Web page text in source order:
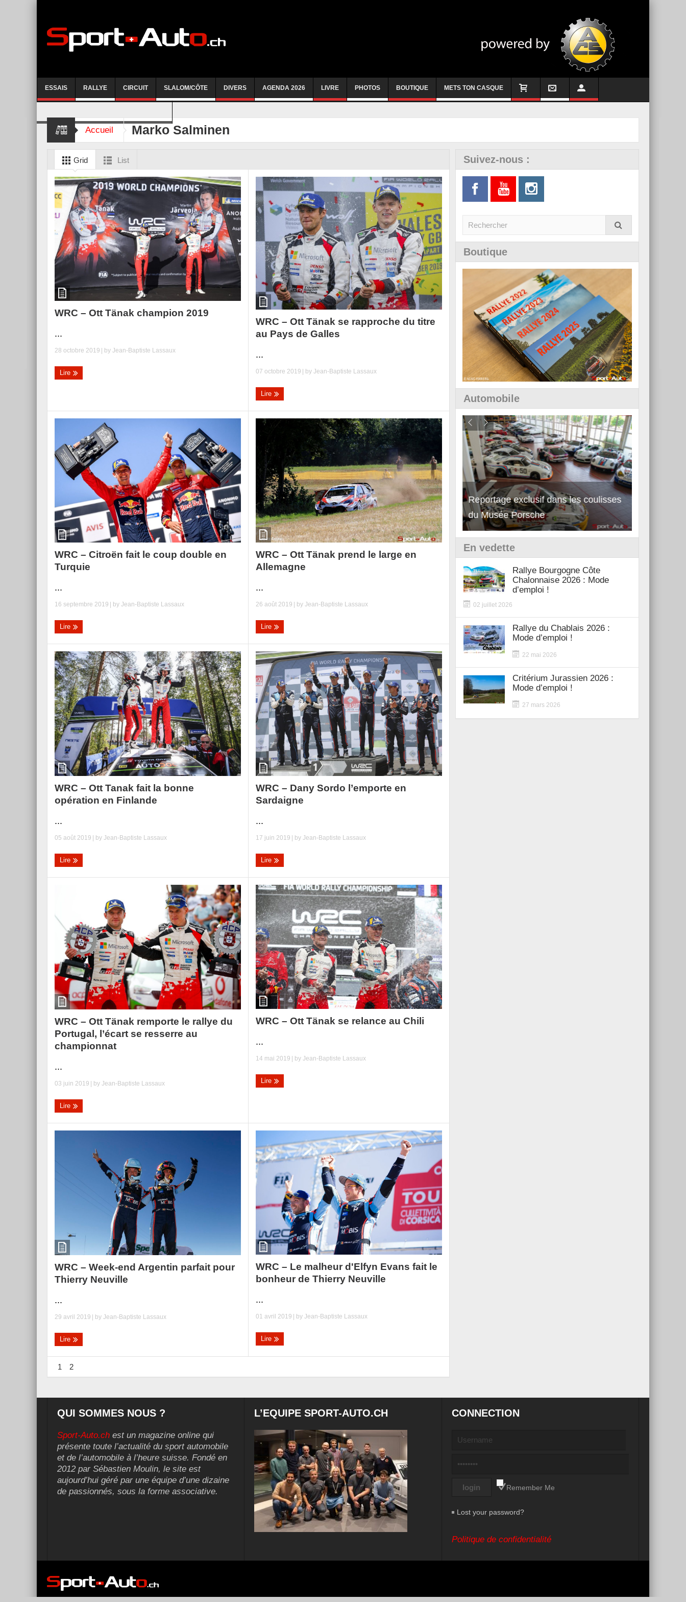
ESSAIS RALLYE CIRCUIT SLALOM/CÔTE DIVERS AGENDA 2026 LIVRE PHOTOS BOUTIQUE METS TON CASQUE
Accueil Marko Salminen
Grid List
WRC – Ott Tänak champion 2019
...
28 octobre 2019 | by Jean-Baptiste Lassaux
Lire
WRC – Ott Tänak se rapproche du titre
au Pays de Galles
...
07 octobre 2019 | byJean-Baptiste Lassaux
Lire
WRC – Citroën fait le coup double en
Turquie
...
16 septembre 2019 | by Jean-Baptiste Lassaux
Lire
WRC – Ott Tänak prend le large en
Allemagne
...
26 août 2019 | byJean-Baptiste Lassaux
Lire
WRC – Ott Tanak fait la bonne
opération en Finlande
...
05 août 2019 | by Jean-Baptiste Lassaux
Lire
WRC – Dany Sordo l’emporte en
Sardaigne
...
17 juin 2019 | byJean-Baptiste Lassaux
Lire
WRC – Ott Tänak remporte le rallye du
Portugal, l’écart se resserre au
championnat
...
03 juin 2019 | by Jean-Baptiste Lassaux
Lire
WRC – Ott Tänak se relance au Chili
...
14 mai 2019 | byJean-Baptiste Lassaux
Lire
WRC – Week-end Argentin parfait pour
Thierry Neuville
...
29 avril 2019 | by Jean-Baptiste Lassaux
Lire
WRC – Le malheur d'Elfyn Evans fait le
bonheur de Thierry Neuville
...
01 avril 2019 | byJean-Baptiste Lassaux
Lire
1 2
Suivez-nous :
Boutique
Automobile
Essai – Morgan Supersport
Reportage exclusif dans les coulisses
du Musée Porsche
Découverte de la nouvelle Ferrari
12Cilindri Manuale
En vedette
Rallye Bourgogne Côte
Chalonnaise 2026 : Mode
d’emploi !
02 juillet 2026
Rallye du Chablais 2026 :
Mode d’emploi !
22 mai 2026
Critérium Jurassien 2026 :
Mode d’emploi !
27 mars 2026
QUI SOMMES NOUS ?
Sport-Auto.ch est un magazine online qui
présente toute l’actualité du sport automobile
et de l’automobile à l’heure suisse. Fondé en
2012 par Sébastien Moulin, le site est
aujourd’hui géré par une équipe d’une dizaine
de passionnés, sous la forme associative.
L’EQUIPE SPORT-AUTO.CH CONNECTION
Remember Me
Lost your password?
Politique de confidentialité